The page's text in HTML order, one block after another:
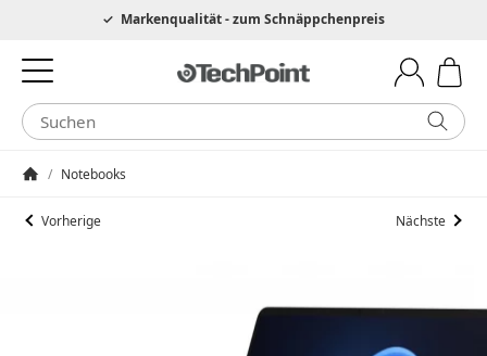
Hotline 0049 6205 3079975Markenqualität - zum Schnäppchenpreis
/ Notebooks
Vorherige Nächste